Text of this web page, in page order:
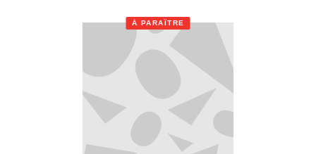
À PARAÎTRE